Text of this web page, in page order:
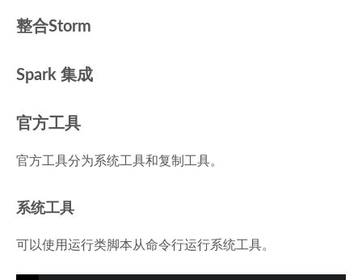
整合Storm
Spark 集成
官方工具
官方工具分为系统工具和复制工具。
系统工具
可以使用运行类脚本从命令行运行系统工具。